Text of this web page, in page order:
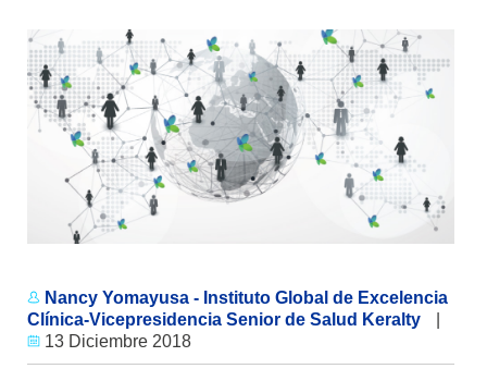
Nancy Yomayusa - Instituto Global de Excelencia
Clínica-Vicepresidencia Senior de Salud Keralty
13 Diciembre 2018